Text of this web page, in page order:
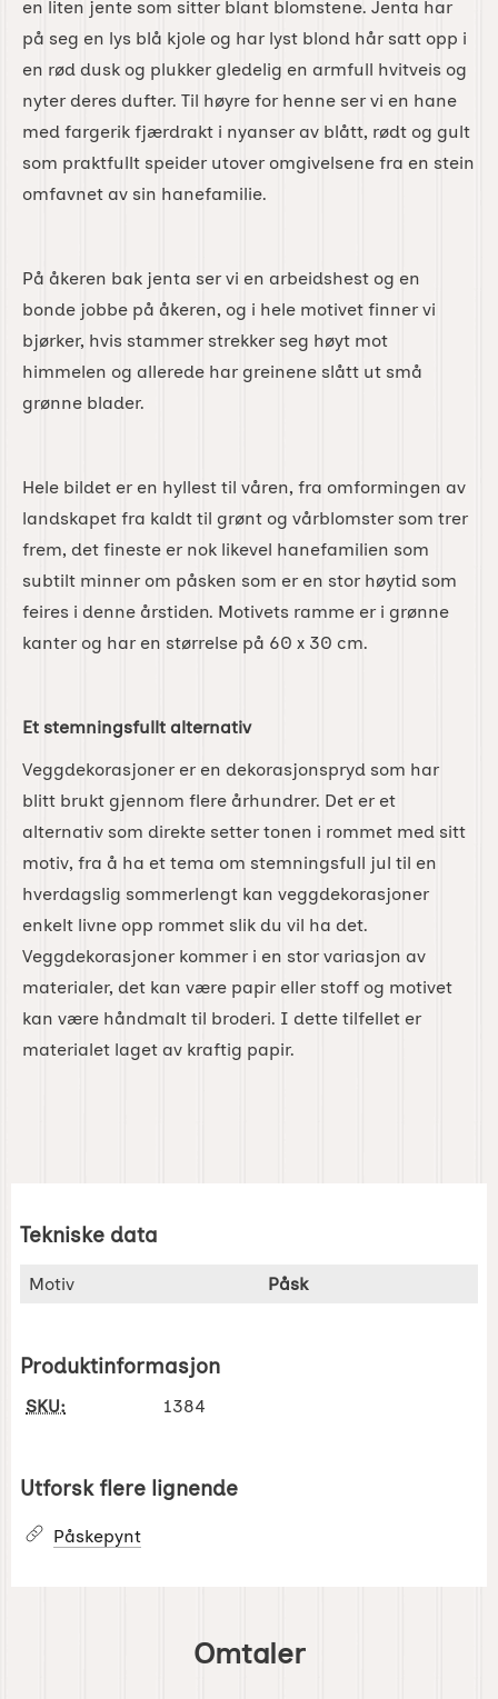
en liten jente som sitter blant blomstene. Jenta har
på seg en lys blå kjole og har lyst blond hår satt opp i
en rød dusk og plukker gledelig en armfull hvitveis og
nyter deres dufter. Til høyre for henne ser vi en hane
med fargerik fjærdrakt i nyanser av blått, rødt og gult
som praktfullt speider utover omgivelsene fra en stein
omfavnet av sin hanefamilie.
På åkeren bak jenta ser vi en arbeidshest og en
bonde jobbe på åkeren, og i hele motivet finner vi
bjørker, hvis stammer strekker seg høyt mot
himmelen og allerede har greinene slått ut små
grønne blader.
Hele bildet er en hyllest til våren, fra omformingen av
landskapet fra kaldt til grønt og vårblomster som trer
frem, det fineste er nok likevel hanefamilien som
subtilt minner om påsken som er en stor høytid som
feires i denne årstiden. Motivets ramme er i grønne
kanter og har en størrelse på 60 x 30 cm.
Et stemningsfullt alternativ
Veggdekorasjoner er en dekorasjonspryd som har
blitt brukt gjennom flere århundrer. Det er et
alternativ som direkte setter tonen i rommet med sitt
motiv, fra å ha et tema om stemningsfull jul til en
hverdagslig sommerlengt kan veggdekorasjoner
enkelt livne opp rommet slik du vil ha det.
Veggdekorasjoner kommer i en stor variasjon av
materialer, det kan være papir eller stoff og motivet
kan være håndmalt til broderi. I dette tilfellet er
materialet laget av kraftig papir.
Tekniske data
Tekniske data/attributter for dette produktet
Attributt
Motiv Påsk
Produktinformasjon
SKU: 1384
Utforsk flere lignende
Påskepynt
Omtaler